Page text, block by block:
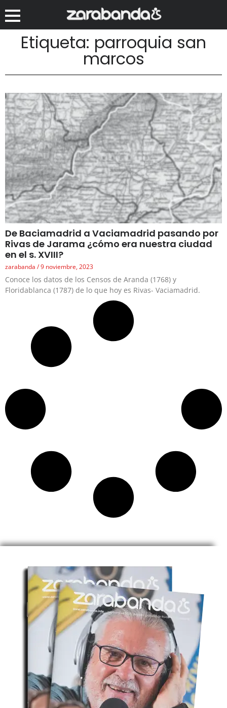
Etiqueta: parroquia san
marcos
De Baciamadrid a Vaciamadrid pasando por
Rivas de Jarama ¿cómo era nuestra ciudad
en el s. XVIII?
zarabanda 9 noviembre, 2023
Conoce los datos de los Censos de Aranda (1768) y
Floridablanca (1787) de lo que hoy es Rivas- Vaciamadrid.